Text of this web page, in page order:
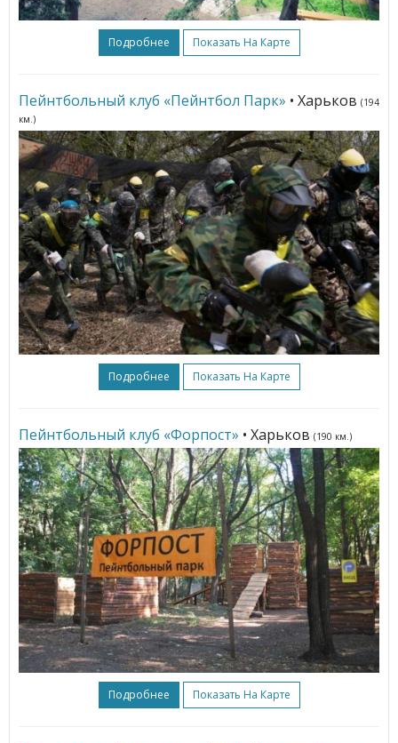
Подробнее Показать На Карте
Пейнтбольный клуб «Пейнтбол Парк» • Харьков (194
км.)
Подробнее Показать На Карте
Пейнтбольный клуб «Форпост» • Харьков (190 км.)
Подробнее Показать На Карте